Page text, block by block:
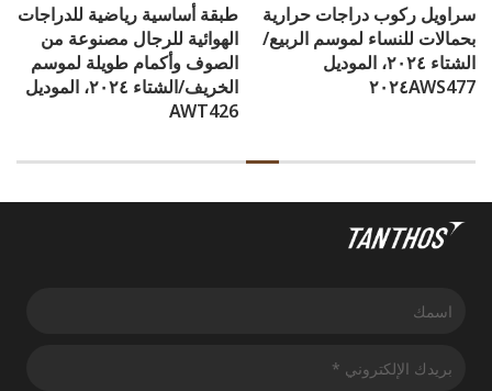
سراويل ركوب دراجات حرارية
بحمالات للنساء لموسم الربيع/
الشتاء ٢٠٢٤، الموديل
٢٠٢٤AWS477
طبقة أساسية رياضية للدراجات
الهوائية للرجال مصنوعة من
الصوف وأكمام طويلة لموسم
الخريف/الشتاء ٢٠٢٤، الموديل
AWT426